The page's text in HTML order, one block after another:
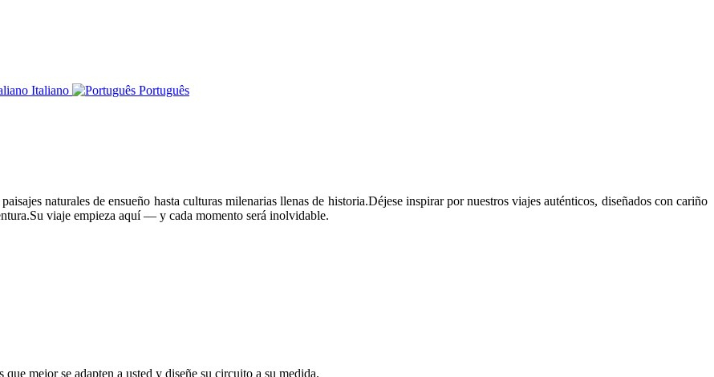
Italiano Português
naturales de ensueño hasta culturas milenarias llenas de historia.Déjese inspirar por nuestros viajes auténticos, diseñados con cariño
viaje empieza aquí — y cada momento será inolvidable.
mejor se adapten a usted y diseñe su circuito a su medida.